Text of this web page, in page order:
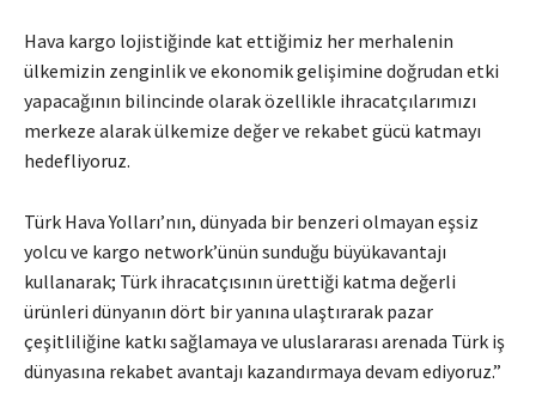
Hava kargo lojistiğinde kat ettiğimiz her merhalenin
ülkemizin zenginlik ve ekonomik gelişimine doğrudan etki
yapacağının bilincinde olarak özellikle ihracatçılarımızı
merkeze alarak ülkemize değer ve rekabet gücü katmayı
hedefliyoruz.
Türk Hava Yolları’nın, dünyada bir benzeri olmayan eşsiz
yolcu ve kargo network’ünün sunduğu büyükavantajı
kullanarak; Türk ihracatçısının ürettiği katma değerli
ürünleri dünyanın dört bir yanına ulaştırarak pazar
çeşitliliğine katkı sağlamaya ve uluslararası arenada Türk iş
dünyasına rekabet avantajı kazandırmaya devam ediyoruz.”